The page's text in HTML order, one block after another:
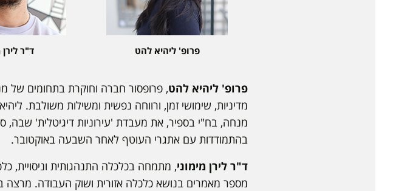
פרופ' ליהיא להט ד"ר לירן
פרופ' ליהיא להט, פרופסור חברה וחוקרת בתחומים של
מדיניות, שימושי זמן, ורווחה נפשית ומשילות משולבת.
מנחה, בח"י בספיר, את מעבדת 'עירוניות דיגיטלית' שבה,
בהתמודדות עם אתגרי העוטף לאחר השבעה באוקטובר.
ד"ר לירן מימוני, מתמחה בכלכלה התנהגותית וניסויית,
מספר מאמרים בנושא כלכלה אזורית ושוק העבודה. מרצה